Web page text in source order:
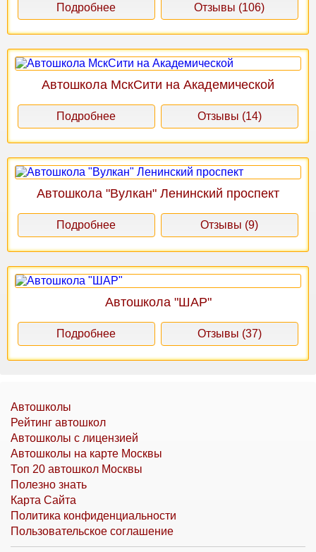
Подробнее Отзывы (106)
Автошкола МскСити на Академической
Подробнее Отзывы (14)
Автошкола "Вулкан" Ленинский проспект
Подробнее Отзывы (9)
Автошкола "ШАР"
Подробнее Отзывы (37)
Автошколы
Рейтинг автошкол
Автошколы с лицензией
Автошколы на карте Москвы
Топ 20 автошкол Москвы
Полезно знать
Карта Сайта
Политика конфиденциальности
Пользовательское соглашение